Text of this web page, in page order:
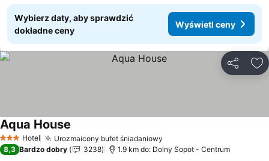
Wybierz daty, aby sprawdzić
dokładne ceny
Wyświetl ceny
3 Kategoria
Hotel Urozmaicony bufet śniadaniowy
Aqua House
8,3 Bardzo dobry 3238 1.9 km do: Dolny Sopot - Centrum